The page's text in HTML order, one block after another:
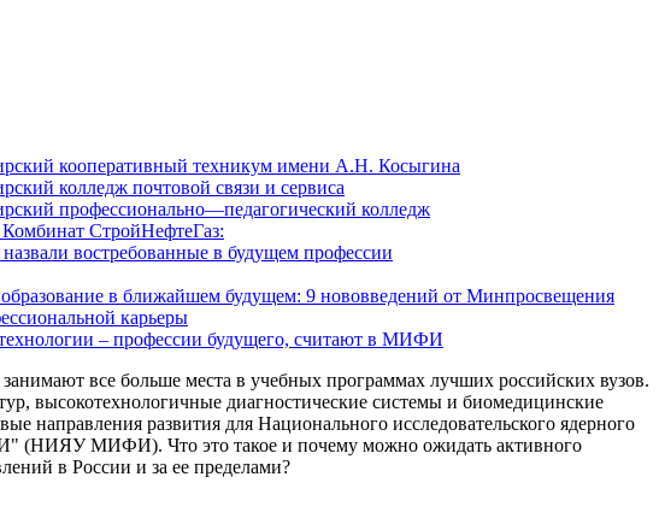
кооперативный техникум имени А.Н. Косыгина
колледж почтовой связи и сервиса
профессионально—педагогический колледж
СтройНефтеГаз:
востребованные в будущем профессии
образование в ближайшем будущем: 9 нововведений от Минпросвещения
карьеры
– профессии будущего, считают в МИФИ
все больше места в учебных программах лучших российских вузов.
высокотехнологичные диагностические системы и биомедицинские
направления развития для Национального исследовательского ядерного
(НИЯУ МИФИ). Что это такое и почему можно ожидать активного
в России и за ее пределами?